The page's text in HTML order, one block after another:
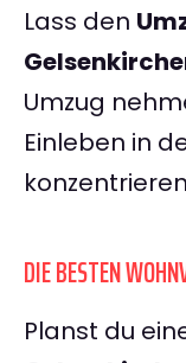
Lass den
Umzug
Einleben in
DIE BESTEN
Planst du